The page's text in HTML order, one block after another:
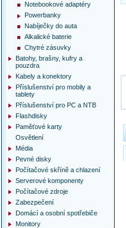
Notebookové adaptéry
Powerbanky
Nabíječky do auta
Alkalické baterie
Chytré zásuvky
Batohy, brašny, kufry a
pouzdra
Kabely a konektory
Příslušenství pro mobily a
tablety
Příslušenství pro PC a NTB
Flashdisky
Paměťové karty
Osvětlení
Média
Pevné disky
Počítačové skříně a chlazení
Serverové komponenty
Počítačové zdroje
Zabezpečení
Domácí a osobní spotřebiče
Monitory